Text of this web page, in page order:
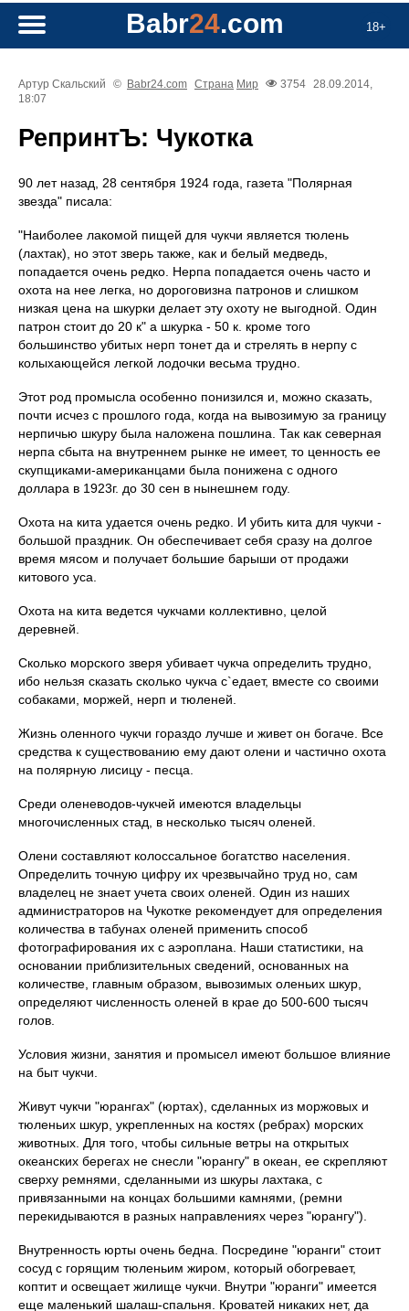
18+
Babr24.com
Артур Скальский © Babr24.com Страна Мир 3754 28.09.2014,
18:07
РепринтЪ: Чукотка
90 лет назад, 28 сентября 1924 года, газета "Полярная
звезда" писала:
"Наиболее лакомой пищей для чукчи является тюлень
(лахтак), но этот зверь также, как и белый медведь,
попадается очень редко. Нерпа попадается очень часто и
охота на нее легка, но дороговизна патронов и слишком
низкая цена на шкурки делает эту охоту не выгодной. Один
патрон стоит до 20 к" а шкурка - 50 к. кроме того
большинство убитых нерп тонет да и стрелять в нерпу с
колыхающейся легкой лодочки весьма трудно.
Этот род промысла особенно понизился и, можно сказать,
почти исчез с прошлого года, когда на вывозимую за границу
нерпичью шкуру была наложена пошлина. Так как северная
нерпа сбыта на внутреннем рынке не имеет, то ценность ее
скупщиками-американцами была понижена с одного
доллара в 1923г. до 30 сен в нынешнем году.
Охота на кита удается очень редко. И убить кита для чукчи -
большой праздник. Он обеспечивает себя сразу на долгое
время мясом и получает большие барыши от продажи
китового уса.
Охота на кита ведется чукчами коллективно, целой
деревней.
Сколько морского зверя убивает чукча определить трудно,
ибо нельзя сказать сколько чукча с`едает, вместе со своими
собаками, моржей, нерп и тюленей.
Жизнь оленного чукчи гораздо лучше и живет он богаче. Все
средства к существованию ему дают олени и частично охота
на полярную лисицу - песца.
Среди оленеводов-чукчей имеются владельцы
многочисленных стад, в несколько тысяч оленей.
Олени составляют колоссальное богатство населения.
Определить точную цифру их чрезвычайно труд но, сам
владелец не знает учета своих оленей. Один из наших
администраторов на Чукотке рекомендует для определения
количества в табунах оленей применить способ
фотографирования их с аэроплана. Наши статистики, на
основании приблизительных сведений, основанных на
количестве, главным образом, вывозимых оленьих шкур,
определяют численность оленей в крае до 500-600 тысяч
голов.
Условия жизни, занятия и промысел имеют большое влияние
на быт чукчи.
Живут чукчи "юрангах" (юртах), сделанных из моржовых и
тюленьих шкур, укрепленных на костях (ребрах) морских
животных. Для того, чтобы сильные ветры на открытых
океанских берегах не снесли "юрангу" в океан, ее скрепляют
сверху ремнями, сделанными из шкуры лахтака, с
привязанными на концах большими камнями, (ремни
перекидываются в разных направлениях через "юрангу").
Внутренность юрты очень бедна. Посредине "юранги" стоит
сосуд с горящим тюленьим жиром, который обогревает,
коптит и освещает жилище чукчи. Внутри "юранги" имеется
еще маленький шалаш-спальня. Кроватей никаких нет, да